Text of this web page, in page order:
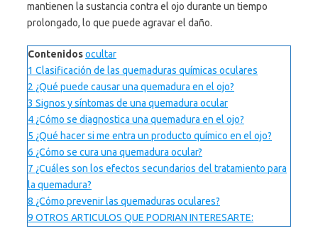
mantienen la sustancia contra el ojo durante un tiempo
prolongado, lo que puede agravar el daño.
Contenidosocultar
1 Clasificación de las quemaduras químicas oculares
2 ¿Qué puede causar una quemadura en el ojo?
3 Signos y síntomas de una quemadura ocular
4 ¿Cómo se diagnostica una quemadura en el ojo?
5 ¿Qué hacer si me entra un producto químico en el ojo?
6 ¿Cómo se cura una quemadura ocular?
7 ¿Cuáles son los efectos secundarios del tratamiento para
la quemadura?
8 ¿Cómo prevenir las quemaduras oculares?
9 OTROS ARTICULOS QUE PODRIAN INTERESARTE: